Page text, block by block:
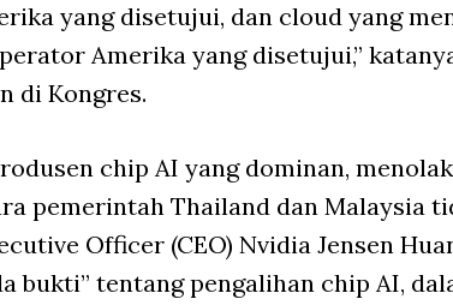
yang disetujui, dan cloud yang
Amerika yang disetujui,”
di Kongres.
chip AI yang dominan,
pemerintah Thailand dan Malaysia
Officer (CEO) Nvidia Jensen
bukti” tentang pengalihan chip AI,